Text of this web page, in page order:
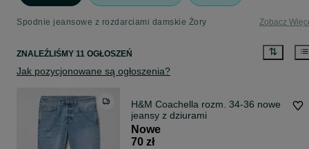
Spodnie jeansowe z rozdarciami damskie Żory Zobacz
ZNALEŹLIŚMY 11 OGŁOSZEŃ
Jak pozycjonowane są ogłoszenia?
H&M Coachella rozm. 34-36 nowe
jeansy z dziurami
Nowe
70 zł